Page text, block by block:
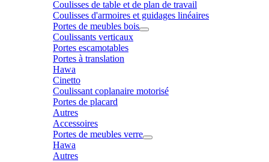
Coulisses de table et de plan de travail
Coulisses d'armoires et guidages linéaires
Portes de meubles bois
Coulissants verticaux
Portes escamotables
Portes à translation
Hawa
Cinetto
Coulissant coplanaire motorisé
Portes de placard
Autres
Accessoires
Portes de meubles verre
Hawa
Autres